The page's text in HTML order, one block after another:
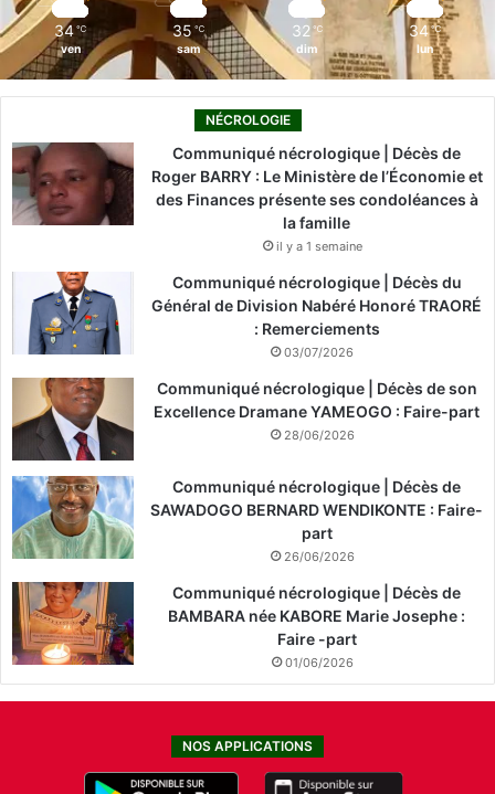
34 ℃
ven
35 ℃
sam
32 ℃
dim
34 ℃
lun
NÉCROLOGIE
Communiqué nécrologique | Décès de
Roger BARRY : Le Ministère de l’Économie et
des Finances présente ses condoléances à
la famille
il y a 1 semaine
Communiqué nécrologique | Décès du
Général de Division Nabéré Honoré TRAORÉ
: Remerciements
03/07/2026
Communiqué nécrologique | Décès de son
Excellence Dramane YAMEOGO : Faire-part
28/06/2026
Communiqué nécrologique | Décès de
SAWADOGO BERNARD WENDIKONTE : Faire-
part
26/06/2026
Communiqué nécrologique | Décès de
BAMBARA née KABORE Marie Josephe :
Faire -part
01/06/2026
NOS APPLICATIONS